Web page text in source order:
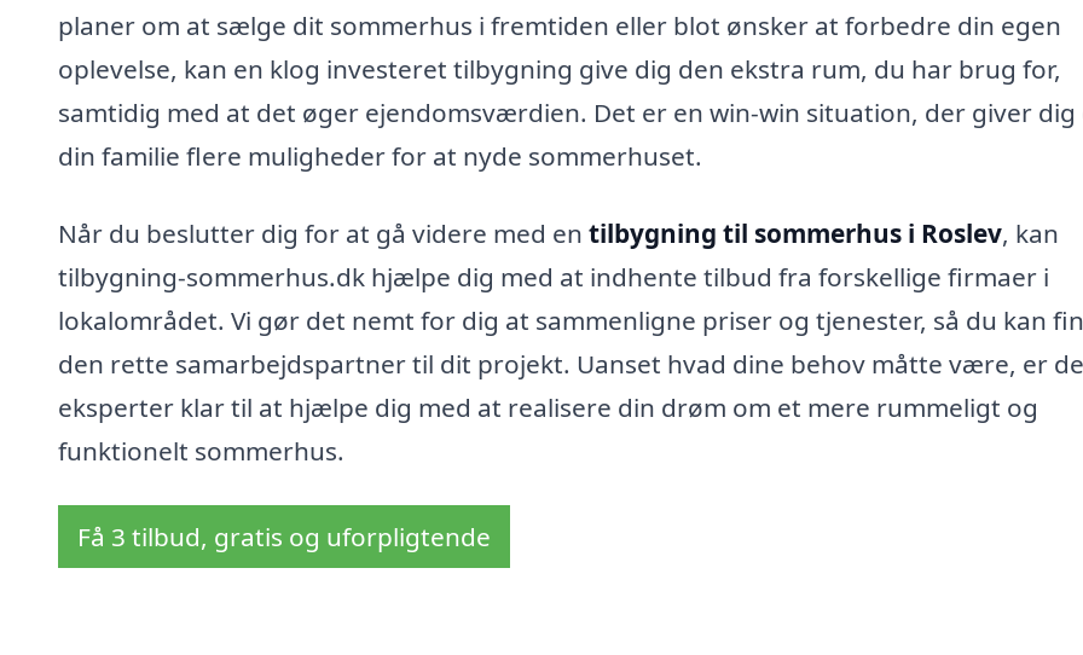
planer om at sælge dit sommerhus i fremtiden eller blot ønsker at forbedre din egen
oplevelse, kan en klog investeret tilbygning give dig den ekstra rum, du har brug for,
samtidig med at det øger ejendomsværdien. Det er en win-win situation, der giver dig
din familie flere muligheder for at nyde sommerhuset.
Når du beslutter dig for at gå videre med en tilbygning til sommerhus i Roslev, kan
tilbygning-sommerhus.dk hjælpe dig med at indhente tilbud fra forskellige firmaer i
lokalområdet. Vi gør det nemt for dig at sammenligne priser og tjenester, så du kan
den rette samarbejdspartner til dit projekt. Uanset hvad dine behov måtte være, er
eksperter klar til at hjælpe dig med at realisere din drøm om et mere rummeligt og
funktionelt sommerhus.
Få 3 tilbud, gratis og uforpligtende